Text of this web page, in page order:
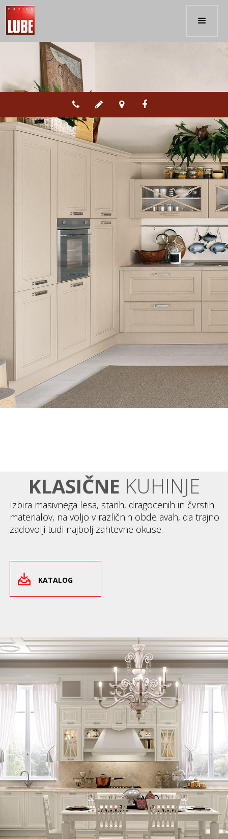
KLASIČNE KUHINJE
Izbira masivnega lesa, starih, dragocenih in čvrstih
materialov, na voljo v različnih obdelavah, da trajno
zadovolji tudi najbolj zahtevne okuse.
KATALOG
   